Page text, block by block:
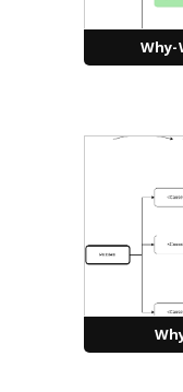
Why-